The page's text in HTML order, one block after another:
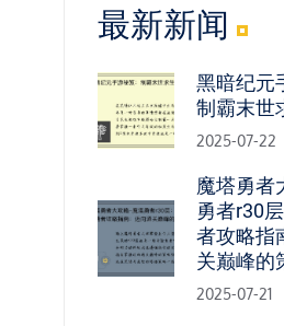
最新新闻
黑暗纪元
制霸末世
2025-07-22
魔塔勇者
勇者r30
者攻略指
关巅峰的
2025-07-21